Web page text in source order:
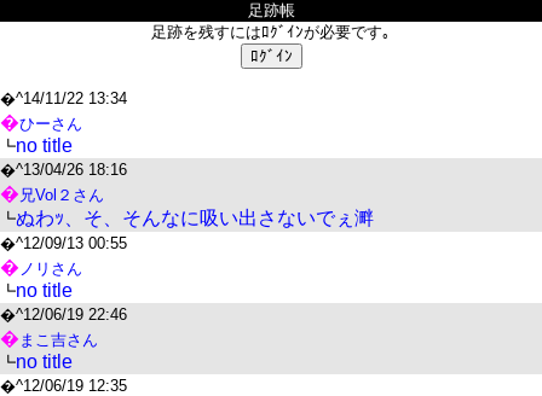
足跡帳
足跡を残すにはﾛｸﾞｲﾝが必要です｡
�^14/11/22 13:34
�ひーさん
┗no title
�^13/04/26 18:16
� 兄Vol２さん
┗ぬわｯ、そ、そんなに吸い出さないでぇ溿
�^12/09/13 00:55
� ノリさん
┗no title
�^12/06/19 22:46
� まこ吉さん
┗no title
�^12/06/19 12:35